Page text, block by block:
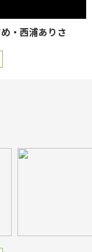
・西浦ありさ